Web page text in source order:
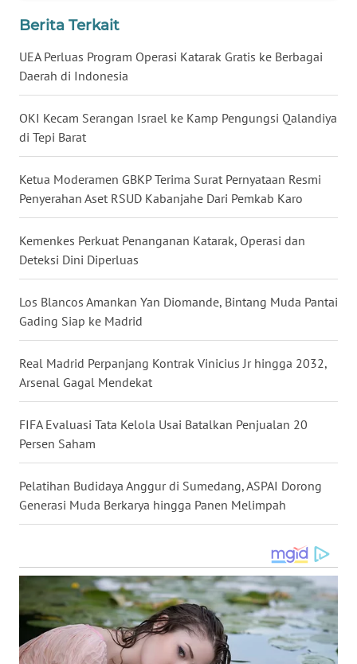
Berita Terkait
UEA Perluas Program Operasi Katarak Gratis ke Berbagai
Daerah di Indonesia
OKI Kecam Serangan Israel ke Kamp Pengungsi Qalandiya
di Tepi Barat
Ketua Moderamen GBKP Terima Surat Pernyataan Resmi
Penyerahan Aset RSUD Kabanjahe Dari Pemkab Karo
Kemenkes Perkuat Penanganan Katarak, Operasi dan
Deteksi Dini Diperluas
Los Blancos Amankan Yan Diomande, Bintang Muda Pantai
Gading Siap ke Madrid
Real Madrid Perpanjang Kontrak Vinicius Jr hingga 2032,
Arsenal Gagal Mendekat
FIFA Evaluasi Tata Kelola Usai Batalkan Penjualan 20
Persen Saham
Pelatihan Budidaya Anggur di Sumedang, ASPAI Dorong
Generasi Muda Berkarya hingga Panen Melimpah
WN
SULUT
WN
MALUKU
WN
WN
DAIRI
WN
DANAU
WN
NIAS
WN
LANGKAT
WN
TAPANULI
SELATAN
WN
WN
KARO
WN